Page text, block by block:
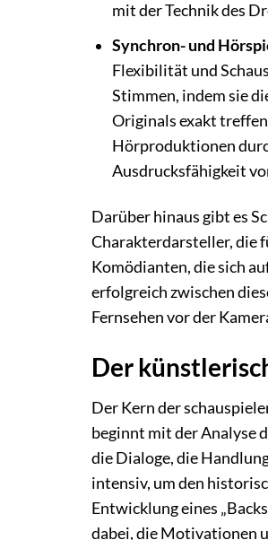
mit der Technik des
Synchron- und
Flexibilität und
Stimmen, indem sie
Originals exakt
Hörproduktionen
Ausdrucksfähigkeit
Darüber hinaus gibt es
Charakterdarsteller, die
Komödianten, die sich
erfolgreich zwischen
Fernsehen vor der
Der
Der Kern der
beginnt mit der Analyse
die Dialoge, die
intensiv, um den
Entwicklung eines
dabei, die Motivationen